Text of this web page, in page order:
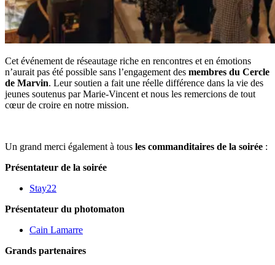
Cet événement de réseautage riche en rencontres et en émotions
n’aurait pas été possible sans l’engagement des membres du Cercle
de Marvin. Leur soutien a fait une réelle différence dans la vie des
jeunes soutenus par Marie-Vincent et nous les remercions de tout
cœur de croire en notre mission.
Un grand merci également à tous les commanditaires de la soirée :
Présentateur de la soirée
Stay22
Présentateur du photomaton
Cain Lamarre
Grands partenaires